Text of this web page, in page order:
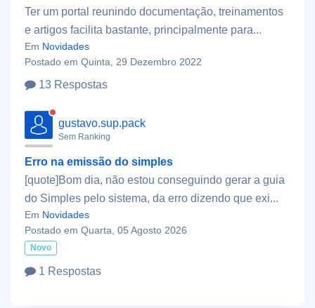
Ter um portal reunindo documentação, treinamentos
e artigos facilita bastante, principalmente para...
Em Novidades
Postado em Quinta, 29 Dezembro 2022
13 Respostas
gustavo.sup.pack
Sem Ranking
Erro na emissão do simples
[quote]Bom dia, não estou conseguindo gerar a guia
do Simples pelo sistema, da erro dizendo que exi...
Em Novidades
Postado em Quarta, 05 Agosto 2026
Novo
1 Respostas